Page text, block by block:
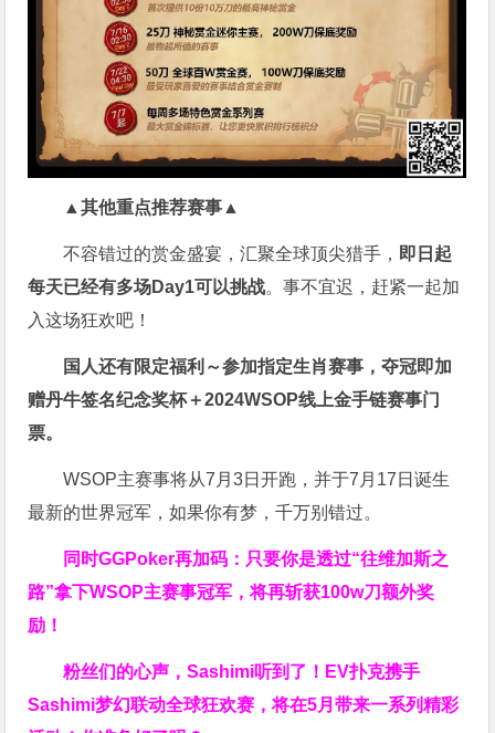
▲其他重点推荐赛事▲
不容错过的赏金盛宴，汇聚全球顶尖猎手， 即日起
每天已经有多场Day1可以挑战。事不宜迟，赶紧一起加
入这场狂欢吧！
国人还有限定福利～参加指定生肖赛事，夺冠即加
赠丹牛签名纪念奖杯＋2024WSOP线上金手链赛事门
票。
WSOP主赛事将从7月3日开跑，并于7月17日诞生
最新的世界冠军，如果你有梦，千万别错过。
同时GGPoker再加码：只要你是透过“往维加斯之
路”拿下WSOP主赛事冠军，将再斩获100w刀额外奖
励！
粉丝们的心声，Sashimi听到了！EV扑克携手
Sashimi梦幻联动全球狂欢赛，将在5月带来一系列精彩